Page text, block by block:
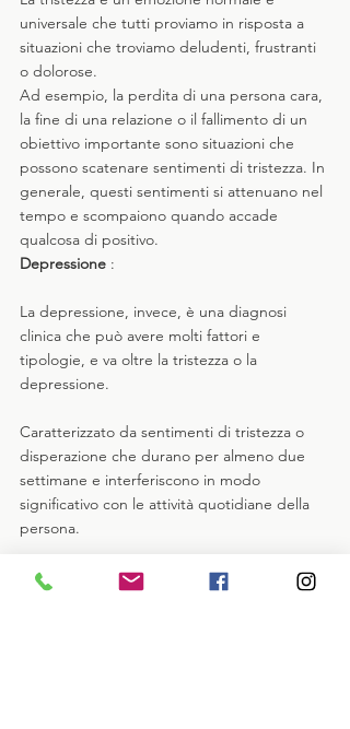
universale che tutti proviamo in risposta a
situazioni che troviamo deludenti, frustranti
o dolorose.
Ad esempio, la perdita di una persona cara,
la fine di una relazione o il fallimento di un
obiettivo importante sono situazioni che
possono scatenare sentimenti di tristezza. In
generale, questi sentimenti si attenuano nel
tempo e scompaiono quando accade
qualcosa di positivo.
Depressione :
La depressione, invece, è una diagnosi
clinica che può avere molti fattori e
tipologie, e va oltre la tristezza o la
depressione.
Caratterizzato da sentimenti di tristezza o
disperazione che durano per almeno due
settimane e interferiscono in modo
significativo con le attività quotidiane della
persona.
Inoltre, la depressione è associata a una